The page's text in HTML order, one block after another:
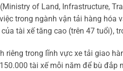
of Land, Infrastructure,
trong ngành vận tải hàng hóa
của tài xế tăng cao (trên 47 tuổi),
riêng trong lĩnh vực xe tải giao
tài xế mỗi năm để bù đắp